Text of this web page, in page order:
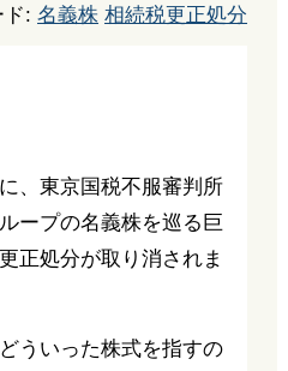
ド:名義株 相続税更正処分
、東京国税不服審判所
ープの名義株を巡る巨
正処分が取り消されま
ういった株式を指すの